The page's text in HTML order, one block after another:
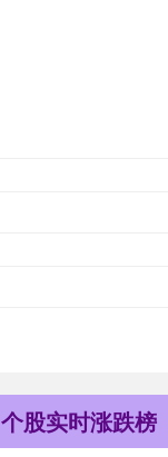
个股实时涨跌榜